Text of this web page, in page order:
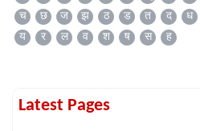
च
छ ज झ ठ ड त द ध
य
र ल व श ष स ह
Latest Pages